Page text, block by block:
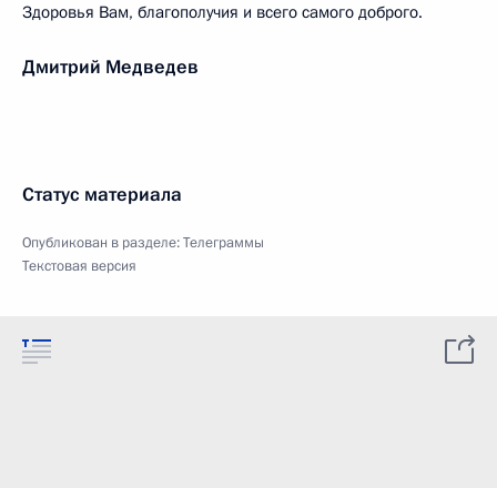
Здоровья Вам, благополучия и всего самого доброго.
Дмитрий Медведев
Статус материала
Опубликован в разделе:Телеграммы
Текстовая версия